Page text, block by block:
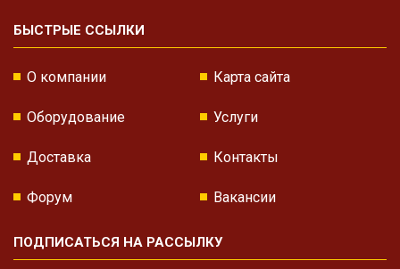
БЫСТРЫЕ ССЫЛКИ
О компании Карта сайта
Оборудование Услуги
Доставка Контакты
Форум Вакансии
ПОДПИСАТЬСЯ НА РАССЫЛКУ